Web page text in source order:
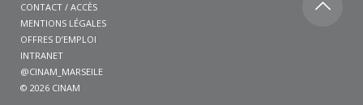
CONTACT / ACCÈS
MENTIONS LÉGALES
OFFRES D’EMPLOI
INTRANET
@CINAM_MARSEILE
© 2026 CINAM